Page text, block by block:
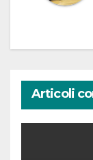
Articoli